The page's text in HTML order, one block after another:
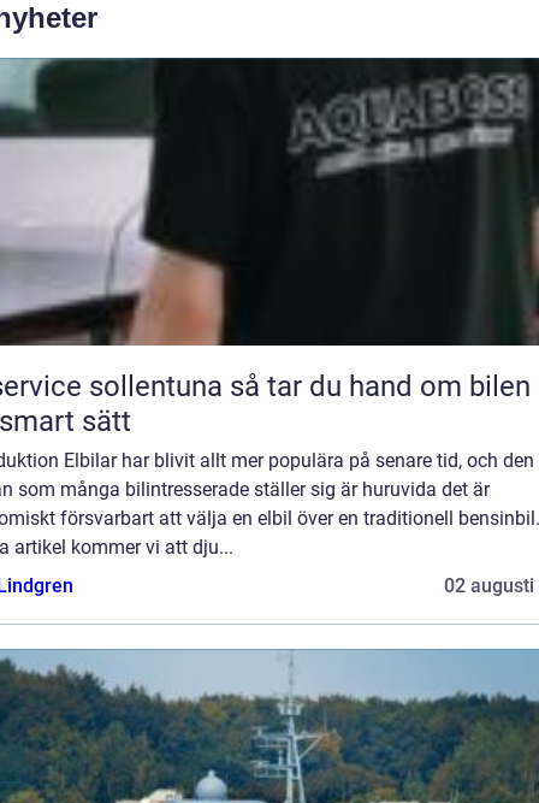
sollentuna så tar du hand om bilen på
sätt
Elbilar har blivit allt mer populära på senare tid, och
som många bilintresserade ställer sig är huruvida det är
försvarbart att välja en elbil över en traditionell
artikel kommer vi att dju...
02 augusti